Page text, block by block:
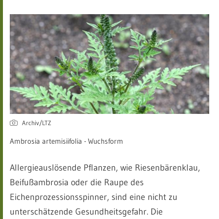
Archiv/LTZ
Ambrosia artemisiifolia - Wuchsform
Allergieauslösende Pflanzen, wie Riesenbärenklau,
Beifußambrosia oder die Raupe des
Eichenprozessionsspinner, sind eine nicht zu
unterschätzende Gesundheitsgefahr. Die